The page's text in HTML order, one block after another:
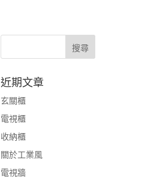
近期文章
玄關櫃
電視櫃
收納櫃
關於工業風
電視牆